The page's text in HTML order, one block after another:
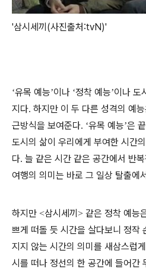
'삼시세끼(사진출처:tvN)'
‘유목 예능’이나 ‘정착 예능’이나 도
지다. 하지만 이 두 다른 성격의 예
근방식을 보여준다. ‘유목 예능’은
도시의 삶이 우리에게 부여한 시간
다. 늘 같은 시간 같은 공간에서 반
여행의 의미는 바로 그 일상 탈출에
하지만 <삼시세끼 > 같은 정착 예능
쁘게 떠돌 듯 시간을 살다보니 정작
지지 않는 시간의 의미를 새삼스럽
시를 떠나 정선의 한 공간에 들어간